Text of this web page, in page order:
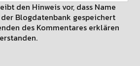
den Hinweis vor, dass Name
Blogdatenbank gespeichert
des Kommentares erklären